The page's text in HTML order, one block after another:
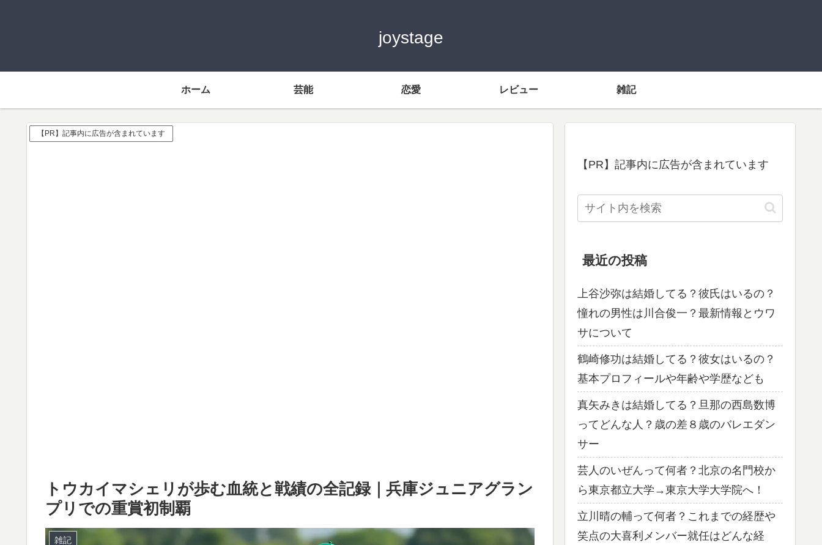
joystage
ホーム 芸能 恋愛 レビュー 雑記
【PR】記事内に広告が含まれています
トウカイマシェリが歩む血統と戦績の全記録｜兵庫ジュニアグラン
プリでの重賞初制覇
雑記
【PR】記事内に広告が含まれています
最近の投稿
上谷沙弥は結婚してる？彼氏はいるの？
憧れの男性は川合俊一？最新情報とウワ
サについて
鶴崎修功は結婚してる？彼女はいるの？
基本プロフィールや年齢や学歴なども
真矢みきは結婚してる？旦那の西島数博
ってどんな人？歳の差８歳のバレエダン
サー
芸人のいぜんって何者？北京の名門校か
ら東京都立大学→東京大学大学院へ！
立川晴の輔って何者？これまでの経歴や
笑点の大喜利メンバー就任はどんな経